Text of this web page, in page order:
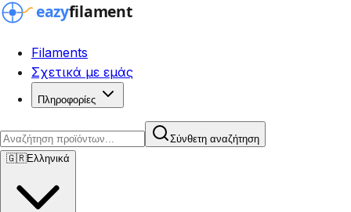
Filaments
Σχετικά με εμάς
Πληροφορίες
Σύνθετη αναζήτηση
🇬🇷Ελληνικά